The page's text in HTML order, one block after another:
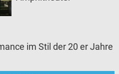
im Stil der 20 er Jahre